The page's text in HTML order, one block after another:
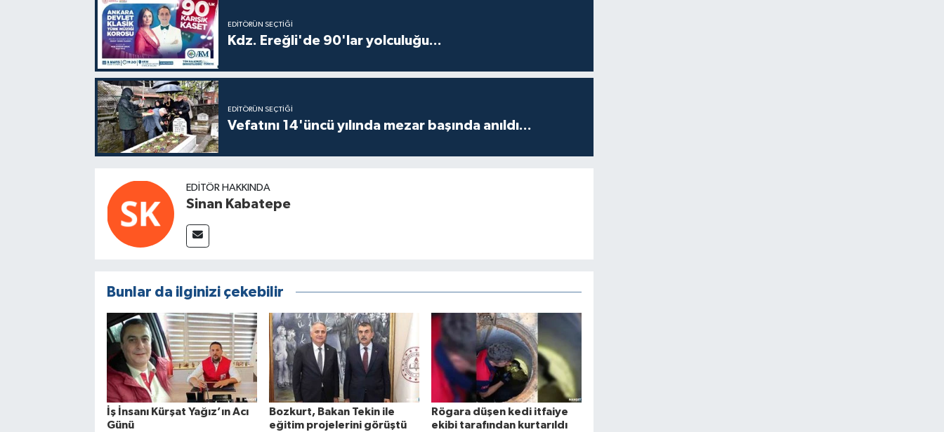
EDITÖRÜN SEÇTIĞI
Kdz. Ereğli'de 90'lar yolculuğu...
EDITÖRÜN SEÇTIĞI
Vefatını 14'üncü yılında mezar başında anıldı...
EDITÖR HAKKINDA
Sinan Kabatepe
Bunlar da ilginizi çekebilir
İş İnsanı Kürşat Yağız’ın Acı
Günü
Bozkurt, Bakan Tekin ile
eğitim projelerini görüştü
Rögara düşen kedi itfaiye
ekibi tarafından kurtarıldı